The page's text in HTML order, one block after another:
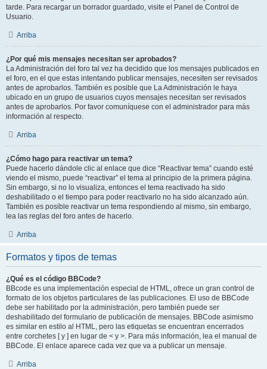
tarde. Para recargar un borrador guardado, visite el Panel de Control de
Usuario.
Arriba
¿Por qué mis mensajes necesitan ser aprobados?
La Administración del foro tal vez ha decidido que los mensajes publicados en
el foro, en el que estas intentando publicar mensajes, necesiten ser revisados
antes de aprobarlos. También es posible que La Administración le haya
ubicado en un grupo de usuarios cuyos mensajes necesitan ser revisados
antes de aprobarlos. Por favor comuníquese con el administrador para más
información al respecto.
Arriba
¿Cómo hago para reactivar un tema?
Puede hacerlo dándole clic al enlace que dice “Reactivar tema” cuando esté
viendo el mismo, puede “reactivar” el tema al principio de la primera página.
Sin embargo, si no lo visualiza, entonces el tema reactivado ha sido
deshabilitado o el tiempo para poder reactivarlo no ha sido alcanzado aún.
También es posible reactivar un tema respondiendo al mismo, sin embargo,
lea las reglas del foro antes de hacerlo.
Arriba
Formatos y tipos de temas
¿Qué es el código BBCode?
BBcode es una implementación especial de HTML, ofrece un gran control de
formato de los objetos particulares de las publicaciones. El uso de BBCode
debe ser habilitado por la administración, pero también puede ser
deshabilitado del formulario de publicación de mensajes. BBCode asimismo
es similar en estilo al HTML, pero las etiquetas se encuentran encerrados
entre corchetes [ y ] en lugar de < y >. Para más información, lea el manual de
BBCode. El enlace aparece cada vez que va a publicar un mensaje.
Arriba